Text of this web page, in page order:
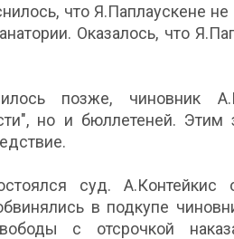
что Я.Паплаускене
Оказалось, что
позже, чиновник
но и бюллетеней. Этим
суд.
в подкупе
с отсрочкой